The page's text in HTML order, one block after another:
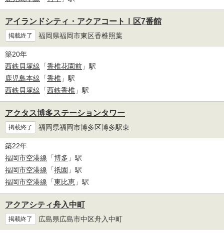
アイランドシティ・アクアコートⅠ区7番館
掲載終了 福岡県福岡市東区香椎照葉
築20年
西鉄貝塚線 「香椎花園前 」駅
鹿児島本線 「香椎 」駅
西鉄貝塚線 「西鉄香椎 」駅
アクタス博多ステーションタワー
掲載終了 福岡県福岡市博多区博多駅東
築22年
福岡市空港線 「博多 」駅
福岡市空港線 「祇園 」駅
福岡市空港線 「東比恵 」駅
アクアシティ舟入中町
掲載終了 広島県広島市中区舟入中町